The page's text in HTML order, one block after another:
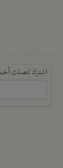
اشترك لتصلك